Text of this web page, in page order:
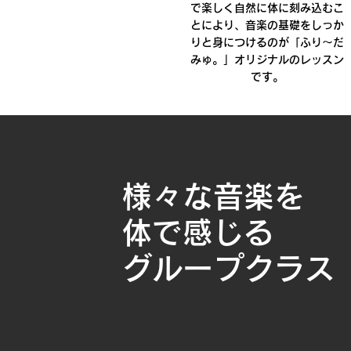
で楽しく自然に体に刻み込むこ
とにより、音楽の基礎をしっか
りと身につけるのが「ふり～だ
みゅ。」オリジナルのレッスン
です。
様々な音楽を
体で感じる
グループクラス